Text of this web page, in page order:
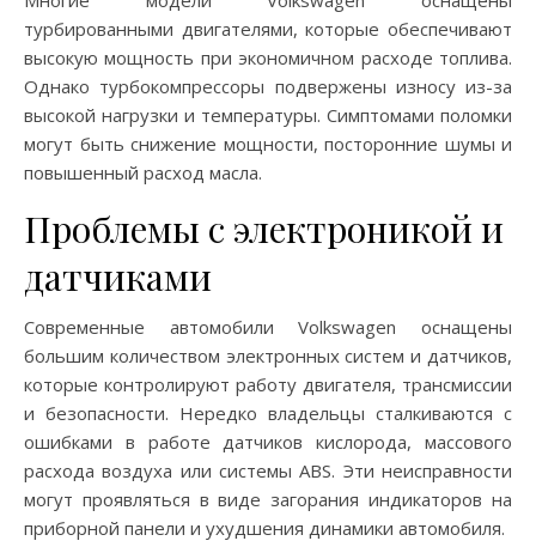
турбированными двигателями, которые обеспечивают
высокую мощность при экономичном расходе топлива.
Однако турбокомпрессоры подвержены износу из-за
высокой нагрузки и температуры. Симптомами поломки
могут быть снижение мощности, посторонние шумы и
повышенный расход масла.
Проблемы с электроникой и
датчиками
Современные автомобили Volkswagen оснащены
большим количеством электронных систем и датчиков,
которые контролируют работу двигателя, трансмиссии
и безопасности. Нередко владельцы сталкиваются с
ошибками в работе датчиков кислорода, массового
расхода воздуха или системы ABS. Эти неисправности
могут проявляться в виде загорания индикаторов на
приборной панели и ухудшения динамики автомобиля.